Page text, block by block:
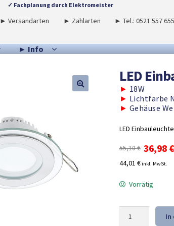
✓ Fachplanung durch Elektromeister
► Versandarten ► Zahlarten ► Tel.: 0521 557
► Info
LED
► 18W
► Lichtfarbe
► Gehäuse
LED
55,10€
Preis
war:
36,98 €
44,01 €inkl. MwSt.
Vorrätig
Einbauleuchten
In